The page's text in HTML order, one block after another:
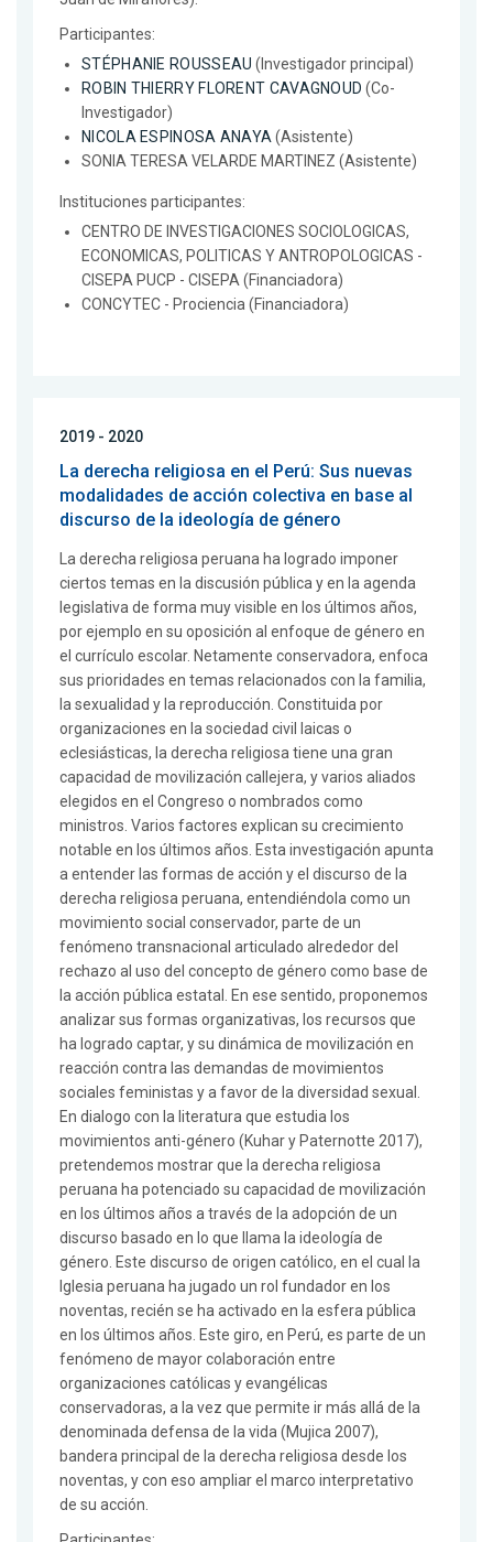
Participantes:
STÉPHANIE ROUSSEAU (Investigador principal)
ROBIN THIERRY FLORENT CAVAGNOUD (Co-
Investigador)
NICOLA ESPINOSA ANAYA(Asistente)
SONIA TERESA VELARDE MARTINEZ (Asistente)
Instituciones participantes:
CENTRO DE INVESTIGACIONES SOCIOLOGICAS,
ECONOMICAS, POLITICAS Y ANTROPOLOGICAS -
CISEPA PUCP - CISEPA (Financiadora)
CONCYTEC - Prociencia (Financiadora)
2019 - 2020
La derecha religiosa en el Perú: Sus nuevas
modalidades de acción colectiva en base al
discurso de la ideología de género
La derecha religiosa peruana ha logrado imponer
ciertos temas en la discusión pública y en la agenda
legislativa de forma muy visible en los últimos años,
por ejemplo en su oposición al enfoque de género en
el currículo escolar. Netamente conservadora, enfoca
sus prioridades en temas relacionados con la familia,
la sexualidad y la reproducción. Constituida por
organizaciones en la sociedad civil laicas o
eclesiásticas, la derecha religiosa tiene una gran
capacidad de movilización callejera, y varios aliados
elegidos en el Congreso o nombrados como
ministros. Varios factores explican su crecimiento
notable en los últimos años. Esta investigación apunta
a entender las formas de acción y el discurso de la
derecha religiosa peruana, entendiéndola como un
movimiento social conservador, parte de un
fenómeno transnacional articulado alrededor del
rechazo al uso del concepto de género como base de
la acción pública estatal. En ese sentido, proponemos
analizar sus formas organizativas, los recursos que
ha logrado captar, y su dinámica de movilización en
reacción contra las demandas de movimientos
sociales feministas y a favor de la diversidad sexual.
En dialogo con la literatura que estudia los
movimientos anti-género (Kuhar y Paternotte 2017),
pretendemos mostrar que la derecha religiosa
peruana ha potenciado su capacidad de movilización
en los últimos años a través de la adopción de un
discurso basado en lo que llama la ideología de
género. Este discurso de origen católico, en el cual la
Iglesia peruana ha jugado un rol fundador en los
noventas, recién se ha activado en la esfera pública
en los últimos años. Este giro, en Perú, es parte de un
fenómeno de mayor colaboración entre
organizaciones católicas y evangélicas
conservadoras, a la vez que permite ir más allá de la
denominada defensa de la vida (Mujica 2007),
bandera principal de la derecha religiosa desde los
noventas, y con eso ampliar el marco interpretativo
de su acción.